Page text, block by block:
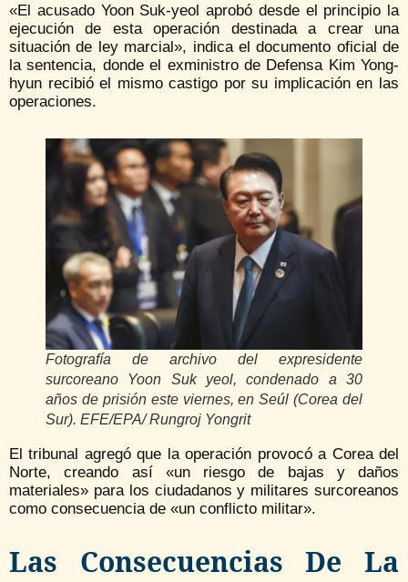
«El acusado Yoon Suk-yeol aprobó desde el principio la
ejecución de esta operación destinada a crear una
situación de ley marcial», indica el documento oficial de
la sentencia, donde el exministro de Defensa Kim Yong-
hyun recibió el mismo castigo por su implicación en las
operaciones.
Fotografía de archivo del expresidente
surcoreano Yoon Suk yeol, condenado a 30
años de prisión este viernes, en Seúl (Corea del
Sur). EFE/EPA/ Rungroj Yongrit
El tribunal agregó que la operación provocó a Corea del
Norte, creando así «un riesgo de bajas y daños
materiales» para los ciudadanos y militares surcoreanos
como consecuencia de «un conflicto militar».
Las Consecuencias De La